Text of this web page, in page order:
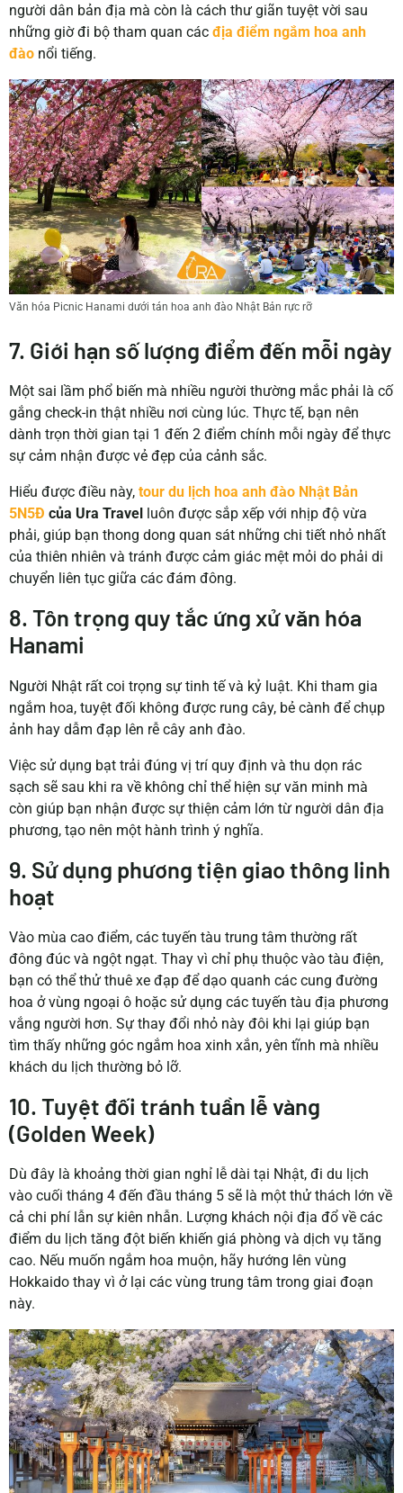
người dân bản địa mà còn là cách thư giãn tuyệt vời sau
những giờ đi bộ tham quan cácđịa điểm ngắm hoa anh
đào nổi tiếng.
Văn hóa Picnic Hanami dưới tán hoa anh đào Nhật Bản rực rỡ
7. Giới hạn số lượng điểm đến mỗi ngày
Một sai lầm phổ biến mà nhiều người thường mắc phải là cố
gắng check-in thật nhiều nơi cùng lúc. Thực tế, bạn nên
dành trọn thời gian tại 1 đến 2 điểm chính mỗi ngày để thực
sự cảm nhận được vẻ đẹp của cảnh sắc.
Hiểu được điều này,tour du lịch hoa anh đào Nhật Bản
5N5Đ của Ura Travel
luôn được sắp xếp với nhịp độ vừa
phải, giúp bạn thong dong quan sát những chi tiết nhỏ nhất
của thiên nhiên và tránh được cảm giác mệt mỏi do phải di
chuyển liên tục giữa các đám đông.
8. Tôn trọng quy tắc ứng xử văn hóa
Hanami
Người Nhật rất coi trọng sự tinh tế và kỷ luật. Khi tham gia
ngắm hoa, tuyệt đối không được rung cây, bẻ cành để chụp
ảnh hay dẫm đạp lên rễ cây anh đào.
Việc sử dụng bạt trải đúng vị trí quy định và thu dọn rác
sạch sẽ sau khi ra về không chỉ thể hiện sự văn minh mà
còn giúp bạn nhận được sự thiện cảm lớn từ người dân địa
phương, tạo nên một hành trình ý nghĩa.
9. Sử dụng phương tiện giao thông linh
hoạt
Vào mùa cao điểm, các tuyến tàu trung tâm thường rất
đông đúc và ngột ngạt. Thay vì chỉ phụ thuộc vào tàu điện,
bạn có thể thử thuê xe đạp để dạo quanh các cung đường
hoa ở vùng ngoại ô hoặc sử dụng các tuyến tàu địa phương
vắng người hơn. Sự thay đổi nhỏ này đôi khi lại giúp bạn
tìm thấy những góc ngắm hoa xinh xắn, yên tĩnh mà nhiều
khách du lịch thường bỏ lỡ.
10. Tuyệt đối tránh tuần lễ vàng
(Golden Week)
Dù đây là khoảng thời gian nghỉ lễ dài tại Nhật, đi du lịch
vào cuối tháng 4 đến đầu tháng 5 sẽ là một thử thách lớn về
cả chi phí lẫn sự kiên nhẫn. Lượng khách nội địa đổ về các
điểm du lịch tăng đột biến khiến giá phòng và dịch vụ tăng
cao. Nếu muốn ngắm hoa muộn, hãy hướng lên vùng
Hokkaido thay vì ở lại các vùng trung tâm trong giai đoạn
này.